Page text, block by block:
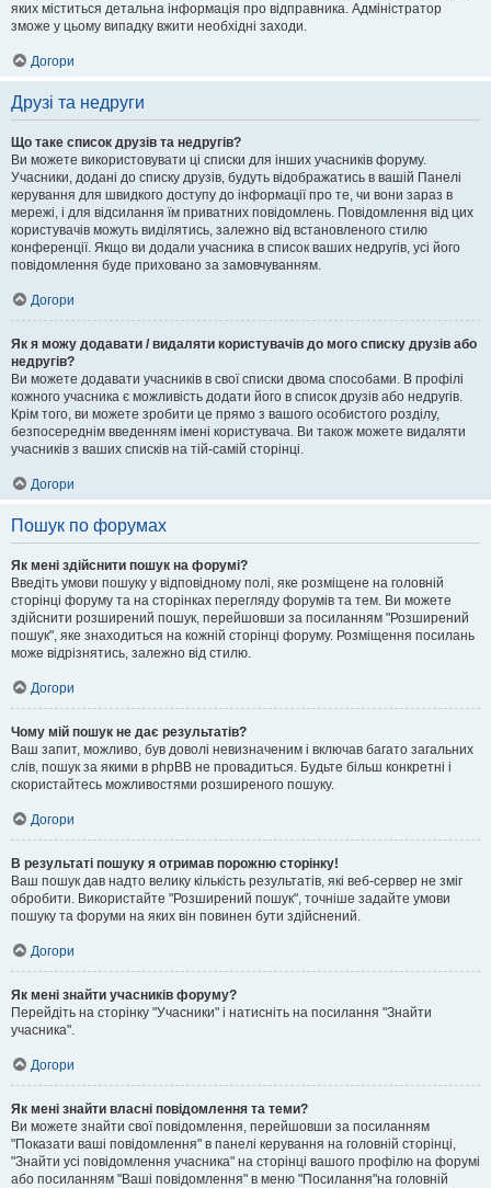
яких міститься детальна інформація про відправника. Адміністратор
зможе у цьому випадку вжити необхідні заходи.
Догори
Друзі та недруги
Що таке список друзів та недругів?
Ви можете використовувати ці списки для інших учасників форуму.
Учасники, додані до списку друзів, будуть відображатись в вашій Панелі
керування для швидкого доступу до інформації про те, чи вони зараз в
мережі, і для відсилання їм приватних повідомлень. Повідомлення від цих
користувачів можуть виділятись, залежно від встановленого стилю
конференції. Якщо ви додали учасника в список ваших недругів, усі його
повідомлення буде приховано за замовчуванням.
Догори
Як я можу додавати / видаляти користувачів до мого списку друзів або
недругів?
Ви можете додавати учасників в свої списки двома способами. В профілі
кожного учасника є можливість додати його в список друзів або недругів.
Крім того, ви можете зробити це прямо з вашого особистого розділу,
безпосереднім введенням імені користувача. Ви також можете видаляти
учасників з ваших списків на тій-самій сторінці.
Догори
Пошук по форумах
Як мені здійснити пошук на форумі?
Введіть умови пошуку у відповідному полі, яке розміщене на головній
сторінці форуму та на сторінках перегляду форумів та тем. Ви можете
здійснити розширений пошук, перейшовши за посиланням "Розширений
пошук", яке знаходиться на кожній сторінці форуму. Розміщення посилань
може відрізнятись, залежно від стилю.
Догори
Чому мій пошук не дає результатів?
Ваш запит, можливо, був доволі невизначеним і включав багато загальних
слів, пошук за якими в phpBB не провадиться. Будьте більш конкретні і
скористайтесь можливостями розширеного пошуку.
Догори
В результаті пошуку я отримав порожню сторінку!
Ваш пошук дав надто велику кількість результатів, які веб-сервер не зміг
обробити. Використайте "Розширений пошук", точніше задайте умови
пошуку та форуми на яких він повинен бути здійснений.
Догори
Як мені знайти учасників форуму?
Перейдіть на сторінку "Учасники" і натисніть на посилання "Знайти
учасника".
Догори
Як мені знайти власні повідомлення та теми?
Ви можете знайти свої повідомлення, перейшовши за посиланням
"Показати ваші повідомлення" в панелі керування на головній сторінці,
"Знайти усі повідомлення учасника" на сторінці вашого профілю на форумі
або посиланням "Ваші повідомлення" в меню "Посилання"на головній